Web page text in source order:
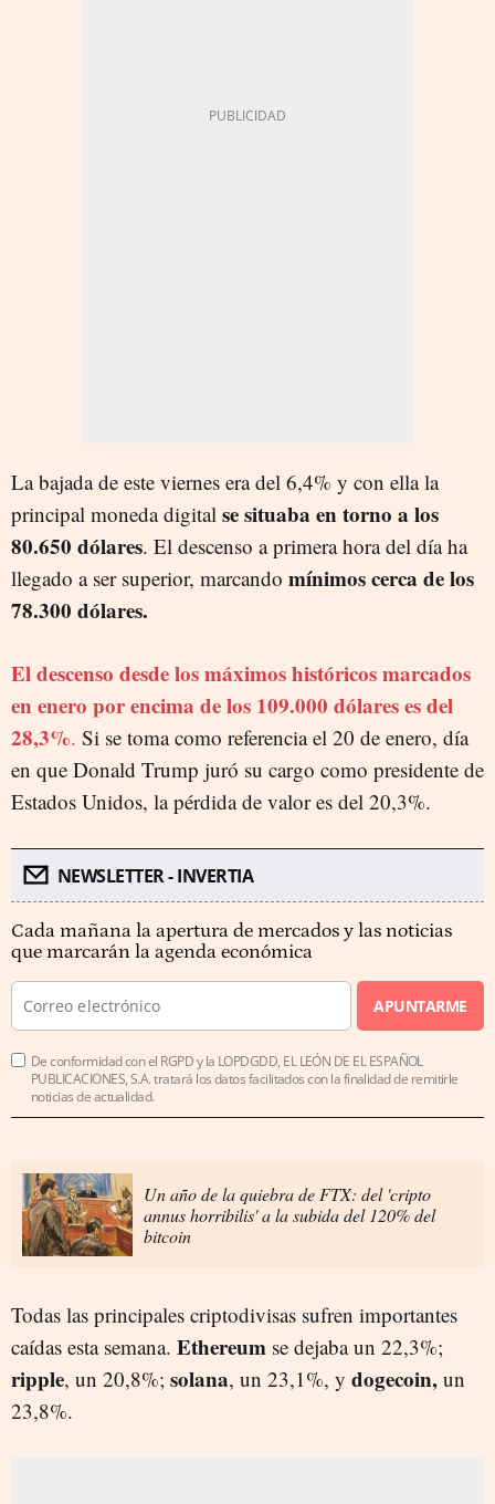
La bajada de este viernes era del 6,4% y con ella la
principal moneda digital se situaba en torno a los
80.650 dólares. El descenso a primera hora del día ha
llegado a ser superior, marcando mínimos cerca de los
78.300 dólares.
El descenso desde los máximos históricos marcados
en enero por encima de los 109.000 dólares es del
28,3%. Si se toma como referencia el 20 de enero, día
en que Donald Trump juró su cargo como presidente de
Estados Unidos, la pérdida de valor es del 20,3%.
NEWSLETTER - INVERTIA
Cada mañana la apertura de mercados y las noticias
que marcarán la agenda económica
APUNTARME
De conformidad con el RGPD y la LOPDGDD, EL LEÓN DE EL ESPAÑOL
PUBLICACIONES, S.A. tratará los datos facilitados con la finalidad de remitirle
noticias de actualidad.
Un año de la quiebra de FTX: del 'cripto
annus horribilis' a la subida del 120% del
bitcoin
Todas las principales criptodivisas sufren importantes
caídas esta semana. Ethereum se dejaba un 22,3%;
ripple, un 20,8%; solana, un 23,1%, y dogecoin, un
23,8%.